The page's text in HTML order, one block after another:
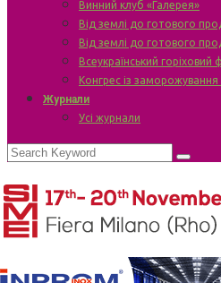
Винний клуб «Галерея»
Від землі до готового
Від землі до готового
Всеукраїнський горіховий
Конгрес із заморожування
Журнали
Усі журнали